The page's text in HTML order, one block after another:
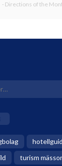
- Directions of the
turism mässor